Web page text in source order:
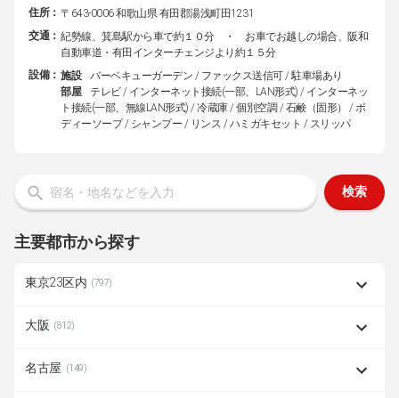
住所： 〒643-0006 和歌山県 有田郡湯浅町田1231
交通： 紀勢線、箕島駅から車で約１０分 ・ お車でお越しの場合、阪和
自動車道・有田インターチェンジより約１５分
設備： 施設
バーベキューガーデン / ファックス送信可 / 駐車場あり
部屋
テレビ / インターネット接続(一部、LAN形式) / インターネッ
ト接続(一部、無線LAN形式) / 冷蔵庫 / 個別空調 / 石鹸（固形） / ボ
ディーソープ / シャンプー / リンス / ハミガキセット / スリッパ
検索
主要都市から探す
東京23区内 (797)
大阪 (812)
名古屋 (149)